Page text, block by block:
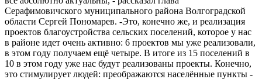
Серафимовичского муниципального района Волгоградской
области Сергей Пономарев. -Это, конечно же, и реализация
проектов благоустройства сельских поселений, которое у нас
в районе идет очень активно: 6 проектов мы уже реализовали,
в этом году получаем ещё четыре. В итоге из 15 поселений в
10 в этом году уже нас будут реализованы проекты. Конечно,
это стимулирует людей: преображаются населённые пункты -